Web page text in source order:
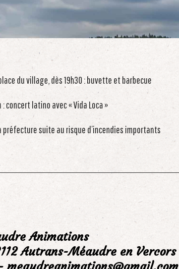
du village, dès 19h30 : buvette et barbecue
: concert latino avec « Vida Loca »
préfecture suite au risque d’incendies importants
Animations
Autrans-Méaudre en Vercors